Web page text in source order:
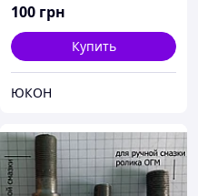
100 грн
Купить
ЮКОН